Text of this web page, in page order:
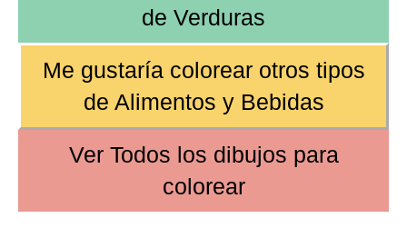
de Verduras
Me gustaría colorear otros tipos
de Alimentos y Bebidas
Ver Todos los dibujos para
colorear